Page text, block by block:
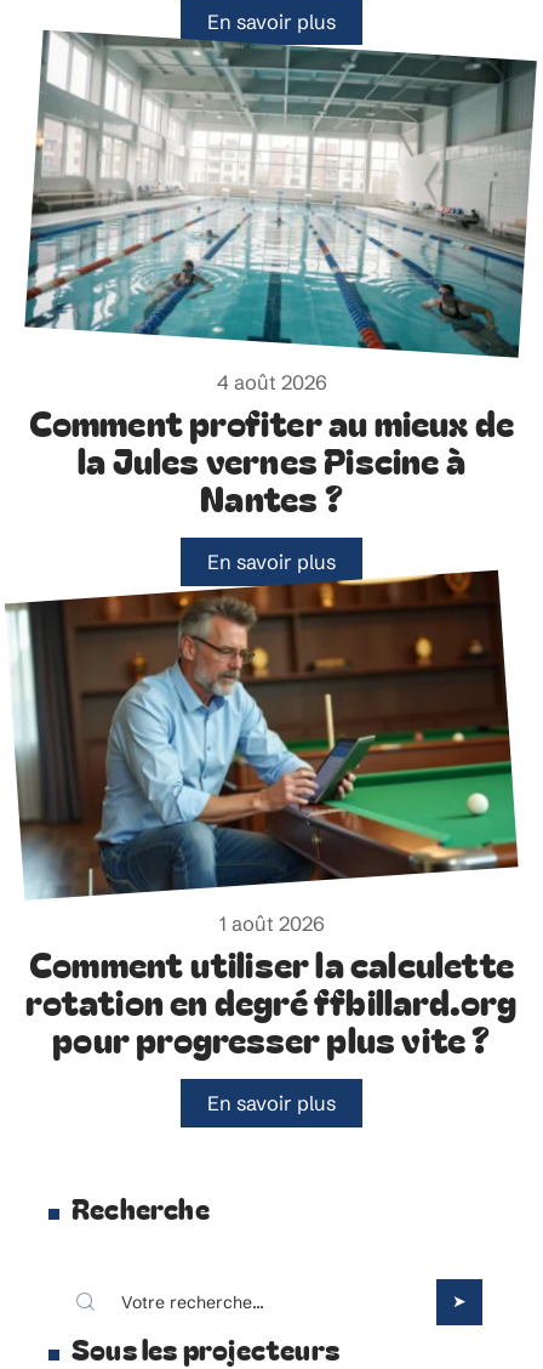
En savoir plus
4 août 2026
Comment profiter au mieux de
la Jules vernes Piscine à
Nantes ?
En savoir plus
1 août 2026
Comment utiliser la calculette
rotation en degré ffbillard.org
pour progresser plus vite ?
En savoir plus
Recherche
Sous les projecteurs